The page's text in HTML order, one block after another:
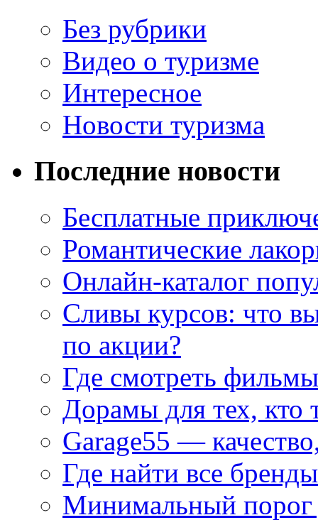
Без рубрики
Видео о туризме
Интересное
Новости туризма
Последние новости
Бесплатные
Романтические
Онлайн-каталог
Сливы курсов: что
по акции?
Где смотреть
Дорамы для тех, кто
Garage55 —
Где найти все
Минимальный порог